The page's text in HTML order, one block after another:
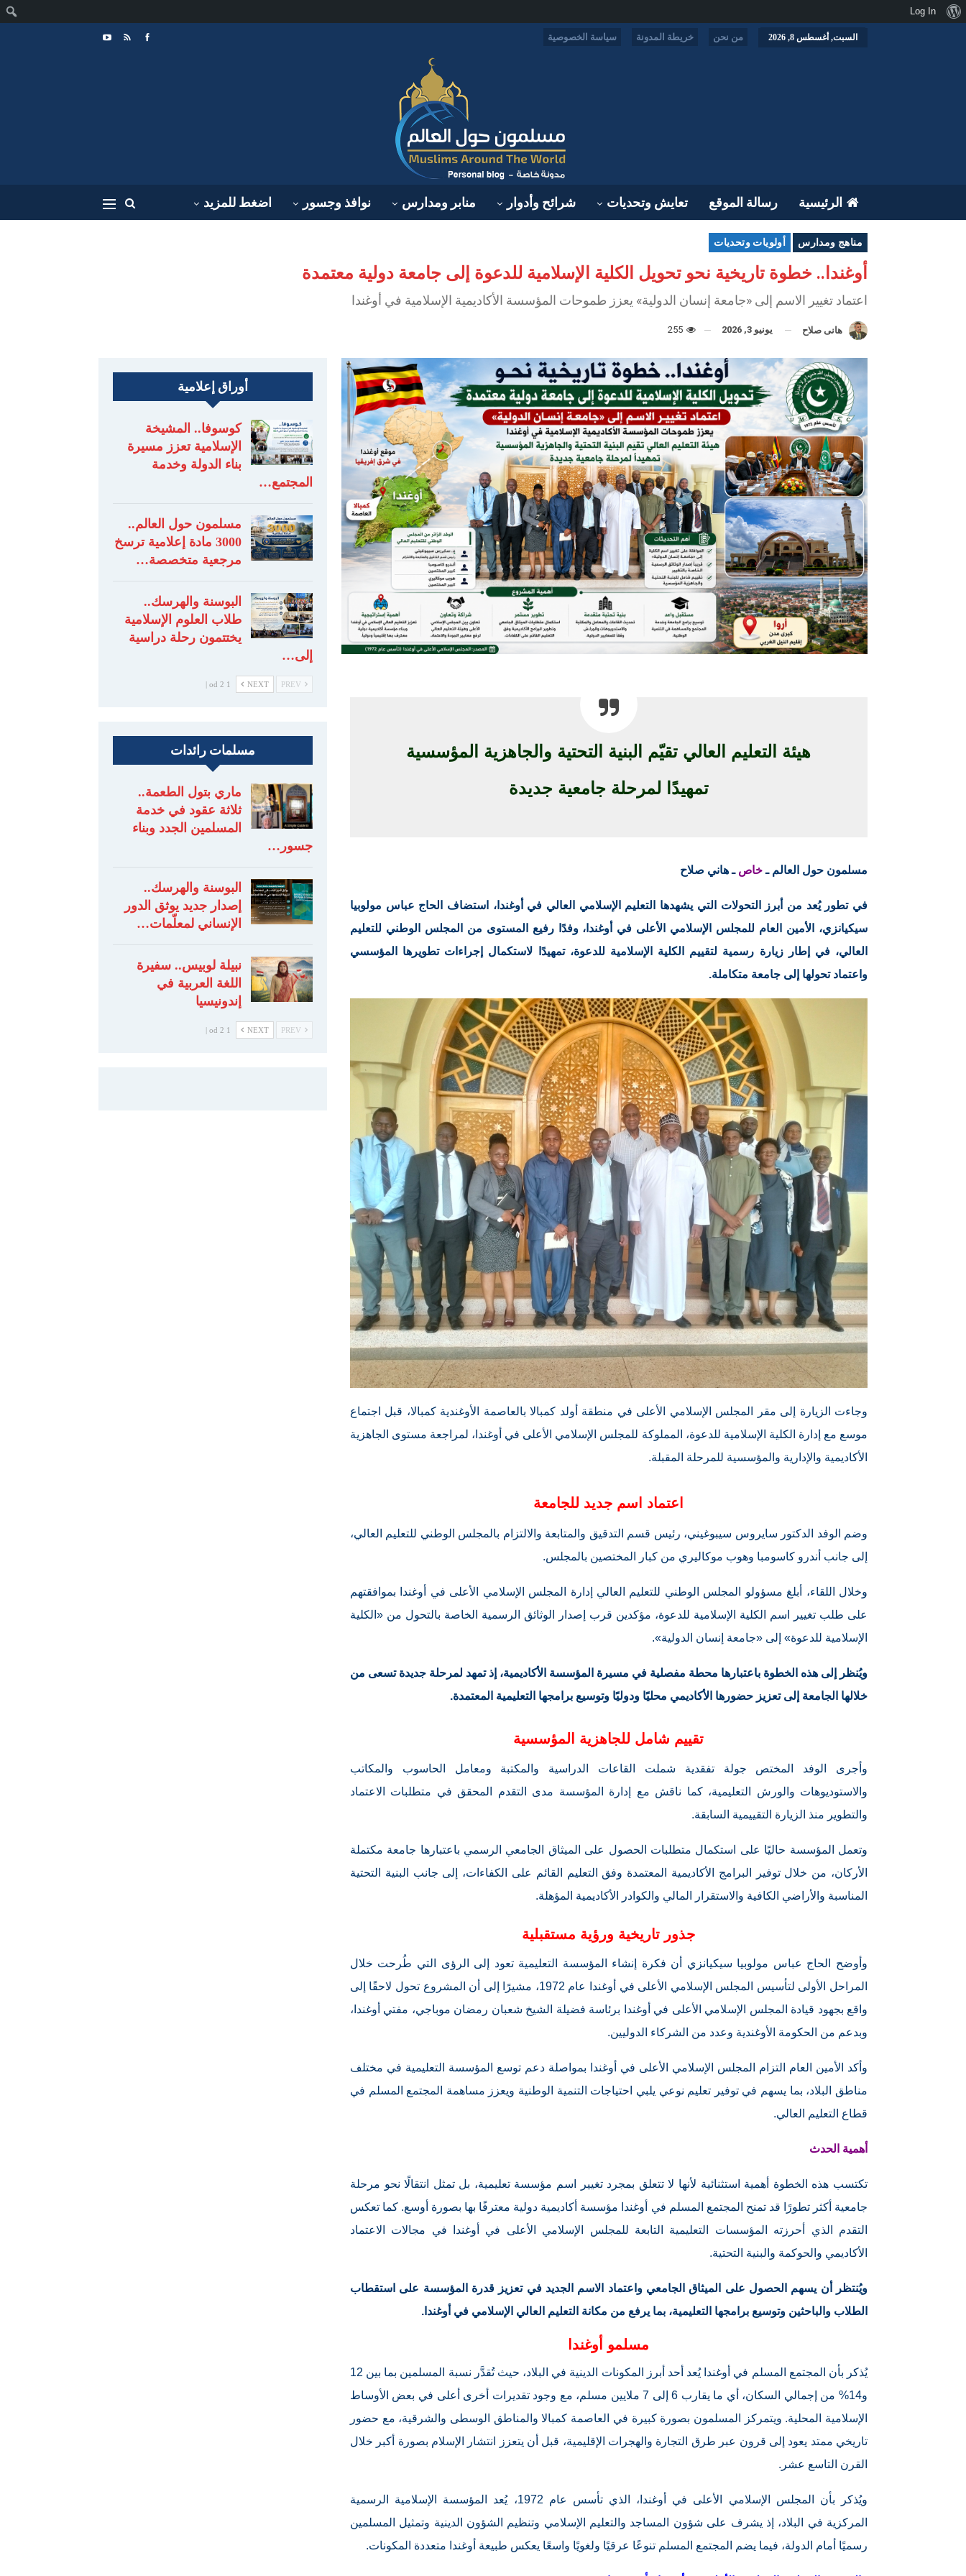
السبت, أغسطس 8, 2026 من نحن خريطة المدونة سياسة الخصوصية
الرئيسية رسالة الموقع تعايش وتحديات شرائح وأدوار منابر ومدارس نوافذ وجسور اضغط للمزيد
مناهج ومدارس أولويات وتحديات
أوغندا.. خطوة تاريخية نحو تحويل الكلية الإسلامية للدعوة إلى جامعة دولية معتمدة
اعتماد تغيير الاسم إلى «جامعة إنسان الدولية» يعزز طموحات المؤسسة الأكاديمية الإسلامية في أوغندا
هانى صلاح يونيو 3, 2026
هيئة التعليم العالي تقيّم البنية التحتية والجاهزية المؤسسية
تمهيدًا لمرحلة جامعية جديدة
مسلمون حول العالم ـخاص ـ هاني صلاح
في تطور يُعد من أبرز التحولات التي يشهدها التعليم الإسلامي العالي في أوغندا، استضاف الحاج عباس مولوبيا
سيكيانزي، الأمين العام للمجلس الإسلامي الأعلى في أوغندا، وفدًا رفيع المستوى من المجلس الوطني للتعليم
العالي، في إطار زيارة رسمية لتقييم الكلية الإسلامية للدعوة، تمهيدًا لاستكمال إجراءات تطويرها المؤسسي
واعتماد تحولها إلى جامعة متكاملة.
وجاءت الزيارة إلى مقر المجلس الإسلامي الأعلى في منطقة أولد كمبالا بالعاصمة الأوغندية كمبالا، قبل اجتماع
موسع مع إدارة الكلية الإسلامية للدعوة، المملوكة للمجلس الإسلامي الأعلى في أوغندا، لمراجعة مستوى الجاهزية
الأكاديمية والإدارية والمؤسسية للمرحلة المقبلة.
اعتماد اسم جديد للجامعة
وضم الوفد الدكتور سايروس سيبوغيني، رئيس قسم التدقيق والمتابعة والالتزام بالمجلس الوطني للتعليم العالي،
إلى جانب أندرو كاسومبا وهوب موكاليري من كبار المختصين بالمجلس.
وخلال اللقاء، أبلغ مسؤولو المجلس الوطني للتعليم العالي إدارة المجلس الإسلامي الأعلى في أوغندا بموافقتهم
على طلب تغيير اسم الكلية الإسلامية للدعوة، مؤكدين قرب إصدار الوثائق الرسمية الخاصة بالتحول من «الكلية
الإسلامية للدعوة» إلى «جامعة إنسان الدولية».
ويُنظر إلى هذه الخطوة باعتبارها محطة مفصلية في مسيرة المؤسسة الأكاديمية، إذ تمهد لمرحلة جديدة تسعى من
خلالها الجامعة إلى تعزيز حضورها الأكاديمي محليًا ودوليًا وتوسيع برامجها التعليمية المعتمدة.
تقييم شامل للجاهزية المؤسسية
وأجرى الوفد المختص جولة تفقدية شملت القاعات الدراسية والمكتبة ومعامل الحاسوب والمكاتب
والاستوديوهات والورش التعليمية، كما ناقش مع إدارة المؤسسة مدى التقدم المحقق في متطلبات الاعتماد
والتطوير منذ الزيارة التقييمية السابقة.
وتعمل المؤسسة حاليًا على استكمال متطلبات الحصول على الميثاق الجامعي الرسمي باعتبارها جامعة مكتملة
الأركان، من خلال توفير البرامج الأكاديمية المعتمدة وفق التعليم القائم على الكفاءات، إلى جانب البنية التحتية
المناسبة والأراضي الكافية والاستقرار المالي والكوادر الأكاديمية المؤهلة.
جذور تاريخية ورؤية مستقبلية
وأوضح الحاج عباس مولوبيا سيكيانزي أن فكرة إنشاء المؤسسة التعليمية تعود إلى الرؤى التي طُرحت خلال
المراحل الأولى لتأسيس المجلس الإسلامي الأعلى في أوغندا عام 1972، مشيرًا إلى أن المشروع تحول لاحقًا إلى
واقع بجهود قيادة المجلس الإسلامي الأعلى في أوغندا برئاسة فضيلة الشيخ شعبان رمضان موباجي، مفتي أوغندا،
وبدعم من الحكومة الأوغندية وعدد من الشركاء الدوليين.
وأكد الأمين العام التزام المجلس الإسلامي الأعلى في أوغندا بمواصلة دعم توسع المؤسسة التعليمية في مختلف
مناطق البلاد، بما يسهم في توفير تعليم نوعي يلبي احتياجات التنمية الوطنية ويعزز مساهمة المجتمع المسلم في
قطاع التعليم العالي.
أهمية الحدث
تكتسب هذه الخطوة أهمية استثنائية لأنها لا تتعلق بمجرد تغيير اسم مؤسسة تعليمية، بل تمثل انتقالًا نحو مرحلة
جامعية أكثر تطورًا قد تمنح المجتمع المسلم في أوغندا مؤسسة أكاديمية دولية معترفًا بها بصورة أوسع. كما تعكس
التقدم الذي أحرزته المؤسسات التعليمية التابعة للمجلس الإسلامي الأعلى في أوغندا في مجالات الاعتماد
الأكاديمي والحوكمة والبنية التحتية.
ويُنتظر أن يسهم الحصول على الميثاق الجامعي واعتماد الاسم الجديد في تعزيز قدرة المؤسسة على استقطاب
الطلاب والباحثين وتوسيع برامجها التعليمية، بما يرفع من مكانة التعليم العالي الإسلامي في أوغندا.
مسلمو أوغندا
يُذكر بأن المجتمع المسلم في أوغندا يُعد أحد أبرز المكونات الدينية في البلاد، حيث تُقدَّر نسبة المسلمين بما بين 12
و14% من إجمالي السكان، أي ما يقارب 6 إلى 7 ملايين مسلم، مع وجود تقديرات أخرى أعلى في بعض الأوساط
الإسلامية المحلية. ويتمركز المسلمون بصورة كبيرة في العاصمة كمبالا والمناطق الوسطى والشرقية، مع حضور
تاريخي ممتد يعود إلى قرون عبر طرق التجارة والهجرات الإقليمية، قبل أن يتعزز انتشار الإسلام بصورة أكبر خلال
القرن التاسع عشر.
ويُذكر بأن المجلس الإسلامي الأعلى في أوغندا، الذي تأسس عام 1972، يُعد المؤسسة الإسلامية الرسمية
المركزية في البلاد، إذ يشرف على شؤون المساجد والتعليم الإسلامي وتنظيم الشؤون الدينية وتمثيل المسلمين
رسميًا أمام الدولة، فيما يضم المجتمع المسلم تنوعًا عرقيًا ولغويًا واسعًا يعكس طبيعة أوغندا متعددة المكونات.
أوراق إعلامية
كوسوفا.. المشيخة
الإسلامية تعزز مسيرة
بناء الدولة وخدمة
المجتمع…
مسلمون حول العالم..
3000 مادة إعلامية ترسخ
مرجعية متخصصة…
البوسنة والهرسك..
طلاب العلوم الإسلامية
يختتمون رحلة دراسية
إلى…
NEXT
1 od 2 |
مسلمات رائدات
ماري بتول الطعمة..
ثلاثة عقود في خدمة
المسلمين الجدد وبناء
جسور…
البوسنة والهرسك..
إصدار جديد يوثق الدور
الإنساني لمعلّمات…
نبيلة لوبيس.. سفيرة
اللغة العربية في
إندونيسيا
NEXT
1 od 2 |
نبذةLog In